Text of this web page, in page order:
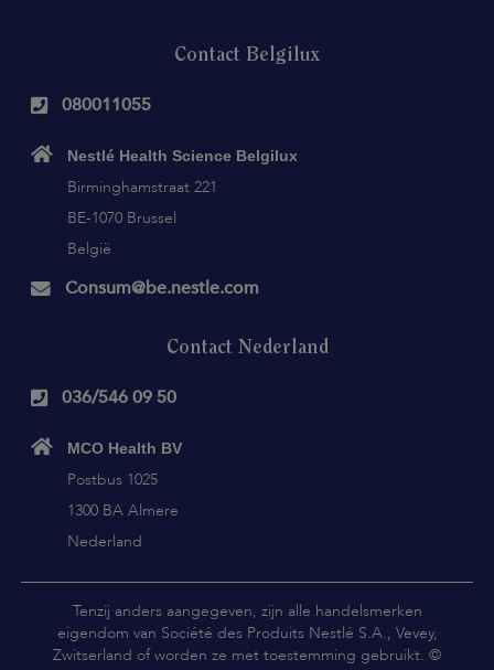
Contact Belgilux
080011055
Nestlé Health Science Belgilux
Birminghamstraat 221
BE-1070 Brussel
België
Consum@be.nestle.com
Contact Nederland
036/546 09 50
MCO Health BV
Postbus 1025
1300 BA Almere
Nederland
Tenzij anders aangegeven, zijn alle handelsmerken
eigendom van Société des Produits Nestlé S.A., Vevey,
Zwitserland of worden ze met toestemming gebruikt. ©